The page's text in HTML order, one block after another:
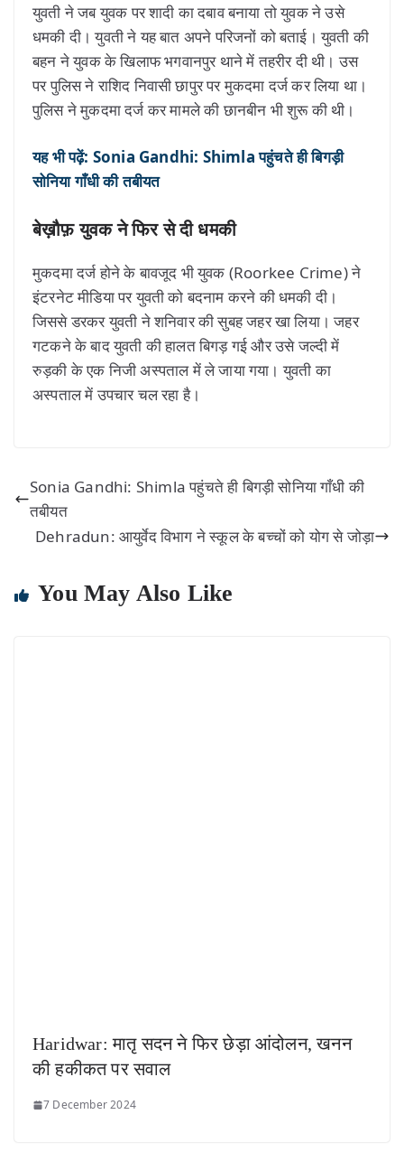
युवती ने जब युवक पर शादी का दबाव बनाया तो युवक ने उसे
धमकी दी। युवती ने यह बात अपने परिजनों को बताई। युवती की
बहन ने युवक के खिलाफ भगवानपुर थाने में तहरीर दी थी। उस
पर पुलिस ने राशिद निवासी छापुर पर मुकदमा दर्ज कर लिया था।
पुलिस ने मुकदमा दर्ज कर मामले की छानबीन भी शुरू की थी।
यह भी पढ़ें: Sonia Gandhi: Shimla पहुंचते ही बिगड़ी
सोनिया गाँधी की तबीयत
बेख़ौफ़ युवक ने फिर से दी धमकी
मुकदमा दर्ज होने के बावजूद भी युवक (Roorkee Crime) ने
इंटरनेट मीडिया पर युवती को बदनाम करने की धमकी दी।
जिससे डरकर युवती ने शनिवार की सुबह जहर खा लिया। जहर
गटकने के बाद युवती की हालत बिगड़ गई और उसे जल्दी में
रुड़की के एक निजी अस्पताल में ले जाया गया। युवती का
अस्पताल में उपचार चल रहा है।
Sonia Gandhi: Shimla पहुंचते ही बिगड़ी सोनिया गाँधी की
तबीयत
Dehradun: आयुर्वेद विभाग ने स्कूल के बच्चों को योग से जोड़ा
You May Also Like
Haridwar: मातृ सदन ने फिर छेड़ा आंदोलन, खनन
की हकीकत पर सवाल
7 December 2024